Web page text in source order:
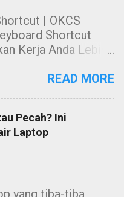
| OKCS
Shortcut
Kerja Anda Lebih
Keyboard
Anda Lebih Cekap
dengan
sahaja sangat
kurang cekap
READ MORE
Pecah? Ini
Laptop
yang tiba-tiba